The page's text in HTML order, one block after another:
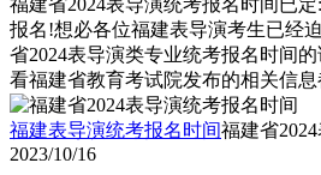
福建省2024表导演统考报名时间已定
报名!想必各位福建表导演考生已经
省2024表导演类专业统考报名时间
看福建省教育考试院发布的相关信
福建表导演统考报名时间福建省
2023/10/16